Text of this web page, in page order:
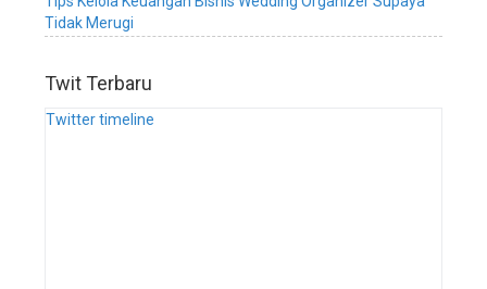
Tidak Merugi
Twit Terbaru
Twitter timeline
wedding
service,
wedding